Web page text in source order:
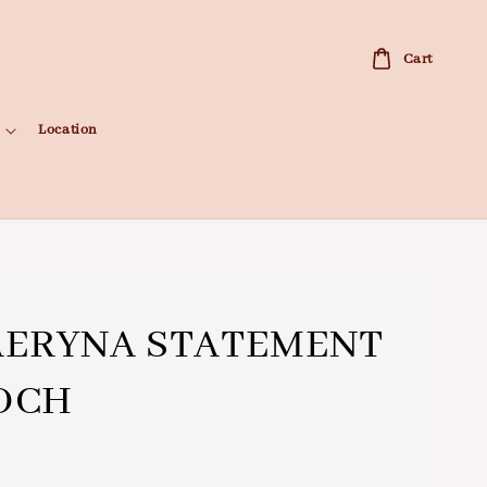
Location
Cart
STATEMENT